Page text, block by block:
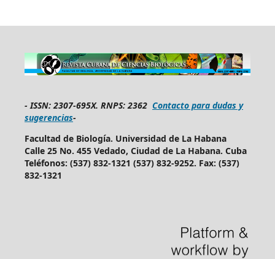
- ISSN: 2307-695X. RNPS: 2362 Contacto para dudas y
sugerencias-
Facultad de Biología. Universidad de La Habana
Calle 25 No. 455 Vedado, Ciudad de La Habana. Cuba
Teléfonos: (537) 832-1321 (537) 832-9252. Fax: (537)
832-1321